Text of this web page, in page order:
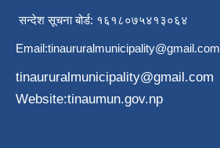
सन्देश सूचना बोर्ड: १६१८०७५४१३०६४
Email:tinaururalmunicipality@gmail.com
tinaururalmunicipality@gmail.com
Website:tinaumun.gov.np